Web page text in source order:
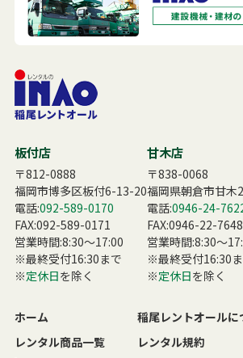
板付店
〒812-0888
福岡市博多区板付6-13-20
電話:092-589-0170
FAX:092-589-0171
営業時間:8:30〜17:00
※最終受付16:30まで
※定休日を除く
甘木店
〒838-0068
福岡県朝倉市甘木
電話:0946-24-
FAX:0946-22-7648
営業時間:8:30〜
※最終受付16:30
※定休日を除く
ホーム
レンタル商品一覧
稲尾レントオールに
レンタル規約